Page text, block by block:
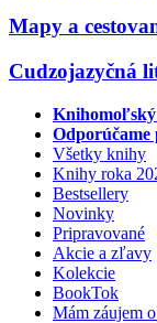
Mapy a
Cudzojazyčná
Odporúčame
Všetky knihy
Knihy roka
Bestsellery
Novinky
Pripravované
Akcie a zľavy
Kolekcie
BookTok
Mám záujem